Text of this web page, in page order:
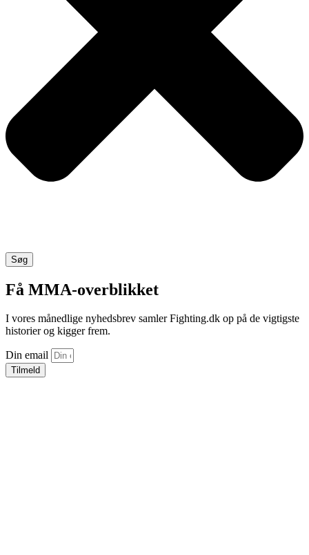
Søg
Få MMA-overblikket
I vores månedlige nyhedsbrev samler Fighting.dk op på de vigtigste
historier og kigger frem.
Din email
Tilmeld